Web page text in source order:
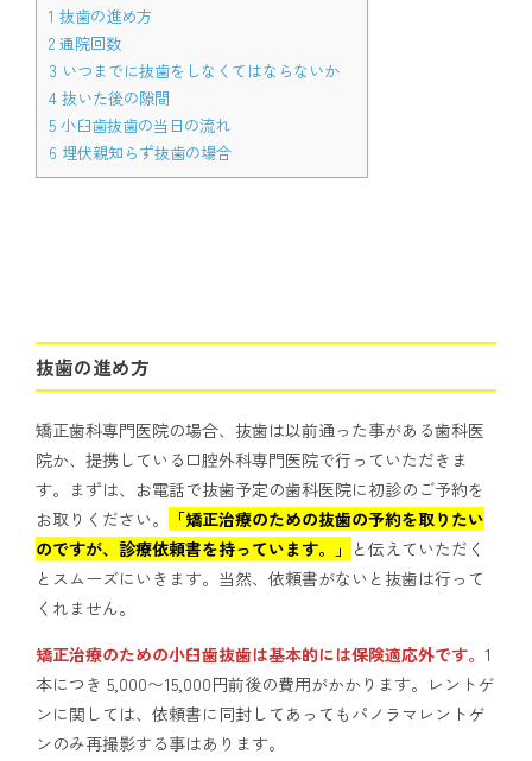
1 抜歯の進め方
2 通院回数
3 いつまでに抜歯をしなくてはならないか
4 抜いた後の隙間
5 小臼歯抜歯の当日の流れ
6 埋伏親知らず抜歯の場合
抜歯の進め方
矯正歯科専門医院の場合、抜歯は以前通った事がある歯科医
院か、提携している口腔外科専門医院で行っていただきま
す。まずは、お電話で抜歯予定の歯科医院に初診のご予約を
お取りください。
「矯正治療のための抜歯の予約を取りたい
のですが、診療依頼書を持っています。」 と伝えていただく
とスムーズにいきます。当然、依頼書がないと抜歯は行って
くれません。
矯正治療のための小臼歯抜歯は基本的には保険適応外です。 1
本につき 5,000〜15,000円前後の費用がかかります。レントゲ
ンに関しては、依頼書に同封してあってもパノラマレントゲ
ンのみ再撮影する事はあります。